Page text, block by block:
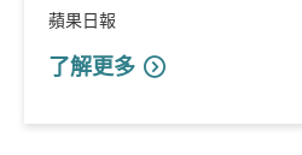
蘋果日報
了解更多